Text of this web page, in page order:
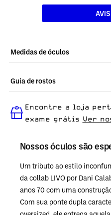
Nossos óculos são
Um tributo ao estilo
da collab LIVO por Dani
anos 70 com uma
Com sua ponte dupla
Medidas de óculos
Guia de rostos
para quem busca um óculos
Encontre a loja
exame grátis Ver